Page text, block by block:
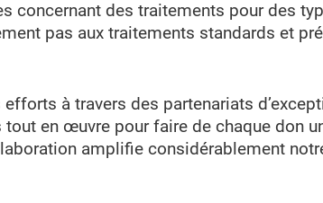
concernant des traitements pour des
pas aux traitements standards et
à travers des partenariats
tout en œuvre pour faire de chaque don
amplifie considérablement